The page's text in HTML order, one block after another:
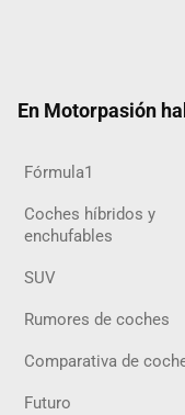
En Motorpasión
Fórmula1
Coches híbridos y
enchufables
SUV
Rumores de coches
Comparativa de
Futuro